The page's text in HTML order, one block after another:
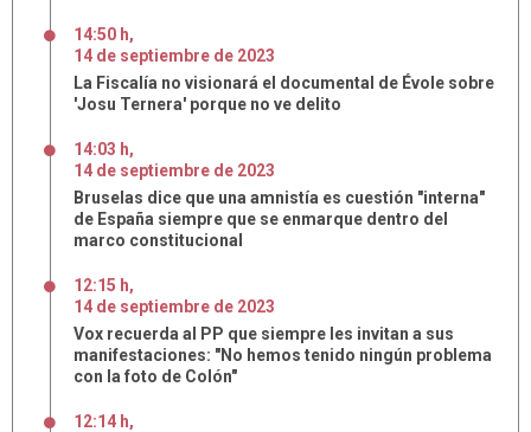
14:50 h,
14 de septiembre de 2023
La Fiscalía no visionará el documental de Évole sobre
'Josu Ternera' porque no ve delito
14:03 h,
14 de septiembre de 2023
Bruselas dice que una amnistía es cuestión "interna"
de España siempre que se enmarque dentro del
marco constitucional
12:15 h,
14 de septiembre de 2023
Vox recuerda al PP que siempre les invitan a sus
manifestaciones: "No hemos tenido ningún problema
con la foto de Colón"
12:14 h,